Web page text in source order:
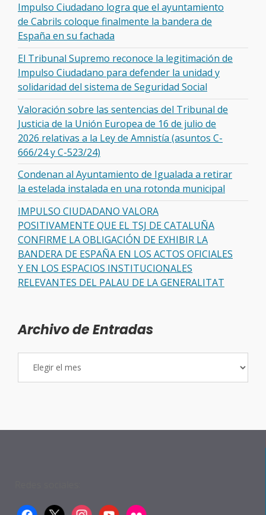
Impulso Ciudadano logra que el ayuntamiento
de Cabrils coloque finalmente la bandera de
España en su fachada
El Tribunal Supremo reconoce la legitimación de
Impulso Ciudadano para defender la unidad y
solidaridad del sistema de Seguridad Social
Valoración sobre las sentencias del Tribunal de
Justicia de la Unión Europea de 16 de julio de
2026 relativas a la Ley de Amnistía (asuntos C-
666/24 y C-523/24)
Condenan al Ayuntamiento de Igualada a retirar
la estelada instalada en una rotonda municipal
IMPULSO CIUDADANO VALORA
POSITIVAMENTE QUE EL TSJ DE CATALUÑA
CONFIRME LA OBLIGACIÓN DE EXHIBIR LA
BANDERA DE ESPAÑA EN LOS ACTOS OFICIALES
Y EN LOS ESPACIOS INSTITUCIONALES
RELEVANTES DEL PALAU DE LA GENERALITAT
Archivo de Entradas
facebook
x instagramyoutubeflickr